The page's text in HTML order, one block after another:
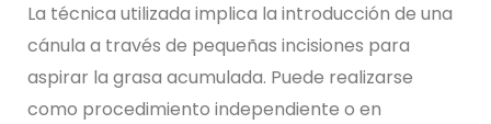
La técnica utilizada implica la introducción de una
cánula a través de pequeñas incisiones para
aspirar la grasa acumulada. Puede realizarse
como procedimiento independiente o en